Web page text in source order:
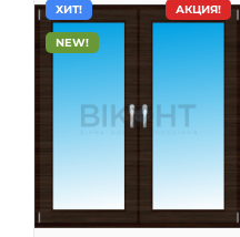
АКЦИЯ!
ХИТ!
NEW!